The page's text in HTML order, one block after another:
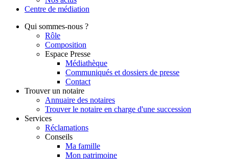
Centre de médiation
Qui sommes-nous ?
Rôle
Composition
Espace Presse
Médiathèque
Communiqués et dossiers de presse
Contact
Trouver un notaire
Annuaire des notaires
Trouver le notaire en charge d'une succession
Services
Réclamations
Conseils
Ma famille
Mon patrimoine